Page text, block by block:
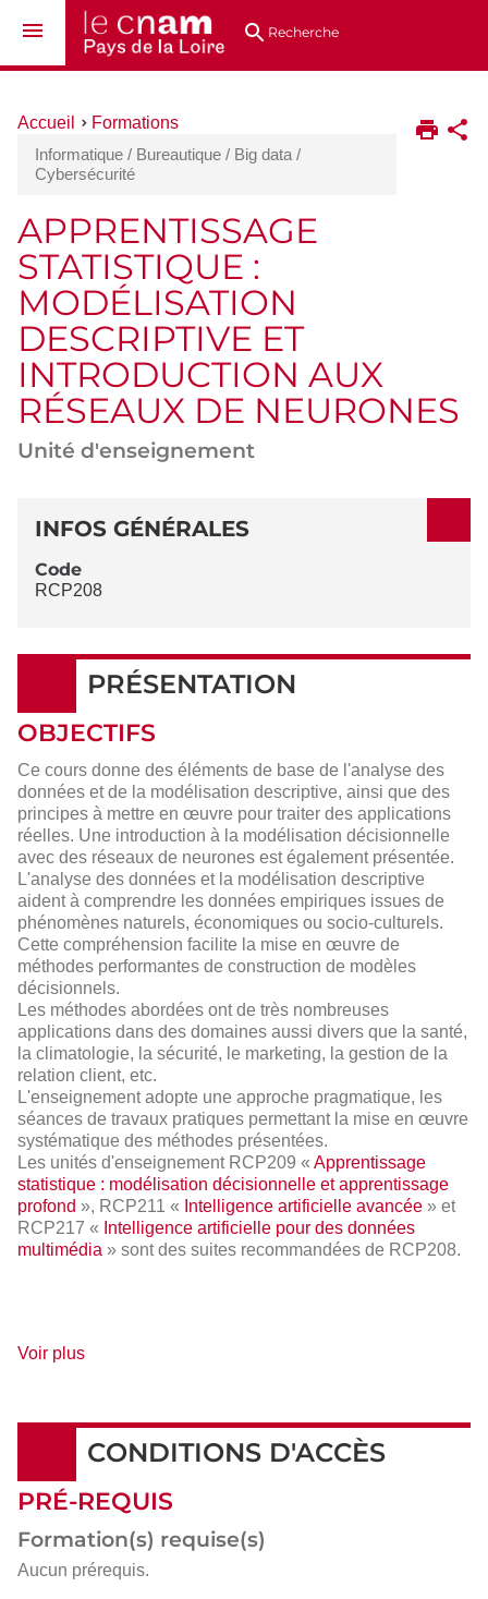
au
directsRecherche
Vous
ici :
Accueil
Formations
Informatique / Bureautique / Big data /
Cybersécurité
APPRENTISSAGE
STATISTIQUE :
MODÉLISATION
DESCRIPTIVE ET
INTRODUCTION AUX
RÉSEAUX DE NEURONES
Unité d'enseignement
DÉTAILS
INFOS GÉNÉRALES
Code
RCP208
PRÉSENTATION
OBJECTIFS
Ce cours donne des éléments de base de l'analyse des
données et de la modélisation descriptive, ainsi que des
principes à mettre en œuvre pour traiter des applications
réelles. Une introduction à la modélisation décisionnelle
avec des réseaux de neurones est également présentée.
L'analyse des données et la modélisation descriptive
aident à comprendre les données empiriques issues de
phénomènes naturels, économiques ou socio-culturels.
Cette compréhension facilite la mise en œuvre de
méthodes performantes de construction de modèles
décisionnels.
Les méthodes abordées ont de très nombreuses
applications dans des domaines aussi divers que la santé,
la climatologie, la sécurité, le marketing, la gestion de la
relation client, etc.
L'enseignement adopte une approche pragmatique, les
séances de travaux pratiques permettant la mise en œuvre
systématique des méthodes présentées.
Les unités d'enseignement RCP209 « Apprentissage
statistique : modélisation décisionnelle et apprentissage
profond », RCP211 « Intelligence artificielle avancée » et
RCP217 « Intelligence artificielle pour des données
multimédia » sont des suites recommandées de RCP208.
Voir plusde
CONDITIONS D'ACCÈS
PRÉ-REQUIS
Formation(s) requise(s)
Aucun prérequis.